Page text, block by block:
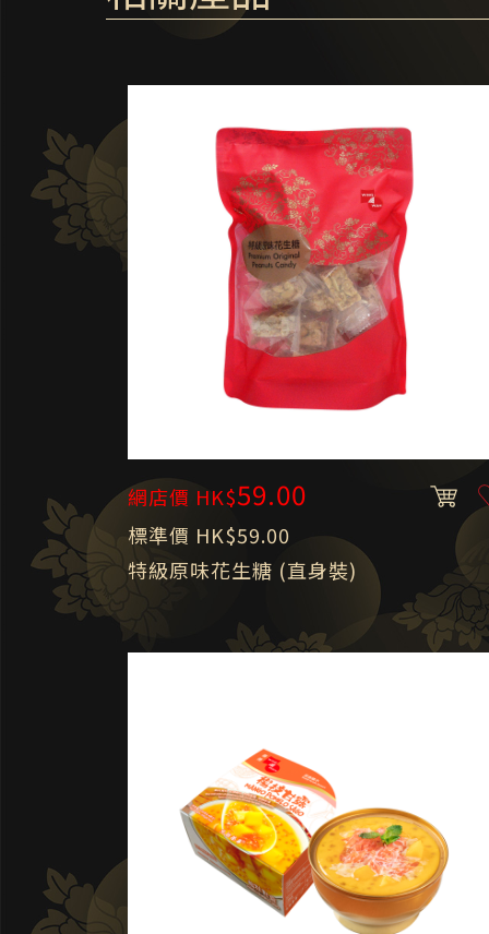
網店價 HK$59.00
標準價 HK$59.00
特級原味花生糖 (直身裝)